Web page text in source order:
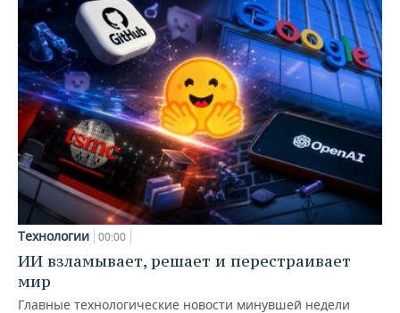
Технологии 00:00
ИИ взламывает, решает и перестраивает
мир
Главные технологические новости минувшей недели